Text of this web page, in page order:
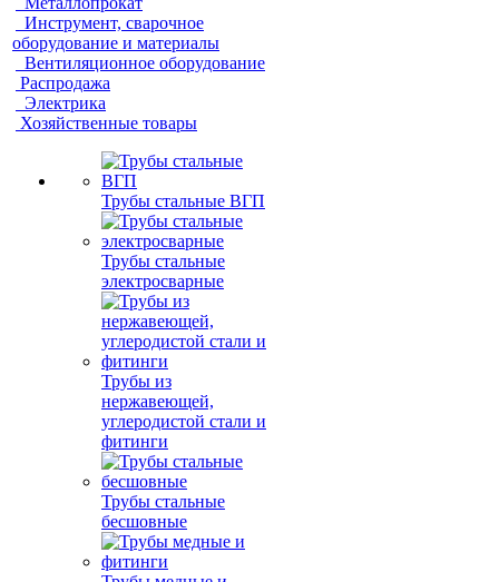
Инструмент, сварочное
оборудование и материалы
Вентиляционное оборудование
Распродажа
Электрика
Хозяйственные товары
Трубы стальные ВГП
Трубы стальные
электросварные
Трубы из
нержавеющей,
углеродистой стали и
фитинги
Трубы стальные
бесшовные